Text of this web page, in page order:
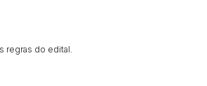
regras do edital.